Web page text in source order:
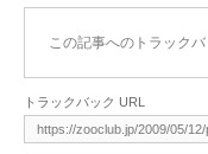
この記事へのトラックバ
トラックバック URL